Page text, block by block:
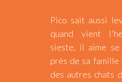
Pico sait aussi
quand vient
sieste, il aime
près de sa famille
des autres chats